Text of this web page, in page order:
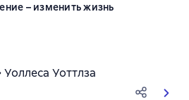
– изменить жизнь
4,8 на основе 75 оценок
Уоттлза